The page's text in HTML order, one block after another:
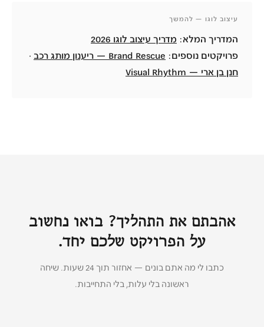
עיצוב לוגו — להמשך
המדריך המלא: מדריך עיצוב לוגו 2026
פרויקטים נוספים: Brand Rescue — ריענון מותג רכב
·
חנן בן ארי — Visual Rhythm
אהבתם את התהליך? בואו נחשוב
על הפרויקט שלכם יחד.
כתבו לי מה אתם בונים — אחזור תוך 24 שעות. שיחה
ראשונה בלי עלות, בלי התחייבות.